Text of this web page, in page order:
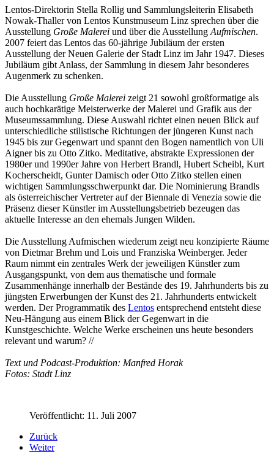
Lentos-Direktorin Stella Rollig und Sammlungsleiterin Elisabeth
Nowak-Thaller von Lentos Kunstmuseum Linz sprechen über die
Ausstellung Große Malerei und über die Ausstellung Aufmischen.
2007 feiert das Lentos das 60-jährige Jubiläum der ersten
Ausstellung der Neuen Galerie der Stadt Linz im Jahr 1947. Dieses
Jubiläum gibt Anlass, der Sammlung in diesem Jahr besonderes
Augenmerk zu schenken.
Die Ausstellung Große Malerei zeigt 21 sowohl großformatige als
auch hochkarätige Meisterwerke der Malerei und Grafik aus der
Museumssammlung. Diese Auswahl richtet einen neuen Blick auf
unterschiedliche stilistische Richtungen der jüngeren Kunst nach
1945 bis zur Gegenwart und spannt den Bogen namentlich von Uli
Aigner bis zu Otto Zitko. Meditative, abstrakte Expressionen der
1980er und 1990er Jahre von Herbert Brandl, Hubert Scheibl, Kurt
Kocherscheidt, Gunter Damisch oder Otto Zitko stellen einen
wichtigen Sammlungsschwerpunkt dar. Die Nominierung Brandls
als österreichischer Vertreter auf der Biennale di Venezia sowie die
Präsenz dieser Künstler im Ausstellungsbetrieb bezeugen das
aktuelle Interesse an den ehemals Jungen Wilden.
Die Ausstellung Aufmischen wiederum zeigt neu konzipierte Räume
von Dietmar Brehm und Lois und Franziska Weinberger. Jeder
Raum nimmt ein zentrales Werk der jeweiligen Künstler zum
Ausgangspunkt, von dem aus thematische und formale
Zusammenhänge innerhalb der Bestände des 19. Jahrhunderts bis zu
jüngsten Erwerbungen der Kunst des 21. Jahrhunderts entwickelt
werden. Der Programmatik des Lentos entsprechend entsteht diese
Neu-Hängung aus einem Blick der Gegenwart in die
Kunstgeschichte. Welche Werke erscheinen uns heute besonders
relevant und warum? //
Text und Podcast-Produktion: Manfred Horak
Fotos: Stadt Linz
Veröffentlicht: 11. Juli 2007
Zurück
Weiter